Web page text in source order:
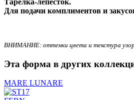
Тарелка-лепесток.
Для подачи комплиментов и
ВНИМАНИЕ: оттенки цвета и текстура
Эта форма в других
MARE LUNARE